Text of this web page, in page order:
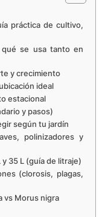
práctica de cultivo,
se usa tanto en
y crecimiento
ideal
estacional
y pasos)
según tu jardín
polinizadores y
y 35 L (guía de litraje)
(clorosis, plagas,
vs Morus nigra